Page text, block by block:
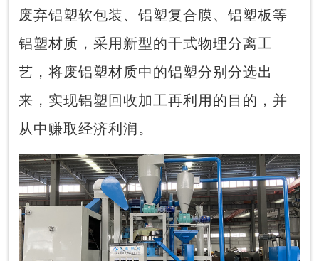
废弃铝塑软包装、铝塑复合膜、铝塑板等
铝塑材质，采用新型的干式物理分离工
艺，将废铝塑材质中的铝塑分别分选出
来，实现铝塑回收加工再利用的目的，并
从中赚取经济利润。